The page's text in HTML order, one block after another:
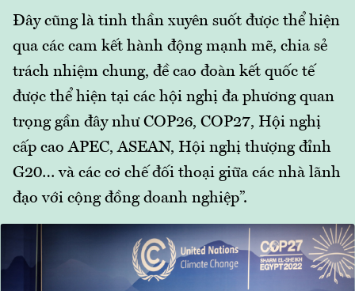
Đây cũng là tinh thần xuyên suốt được thể hiện
qua các cam kết hành động mạnh mẽ, chia sẻ
trách nhiệm chung, đề cao đoàn kết quốc tế
được thể hiện tại các hội nghị đa phương quan
trọng gần đây như COP26, COP27, Hội nghị
cấp cao APEC, ASEAN, Hội nghị thượng đỉnh
G20… và các cơ chế đối thoại giữa các nhà lãnh
đạo với cộng đồng doanh nghiệp”.